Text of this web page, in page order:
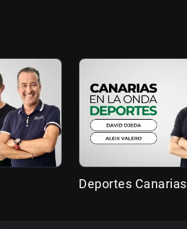
Deportes Canarias